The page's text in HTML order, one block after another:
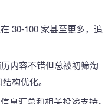
30-100 家甚至更多，追
内容不错但总被初筛淘
构优化。